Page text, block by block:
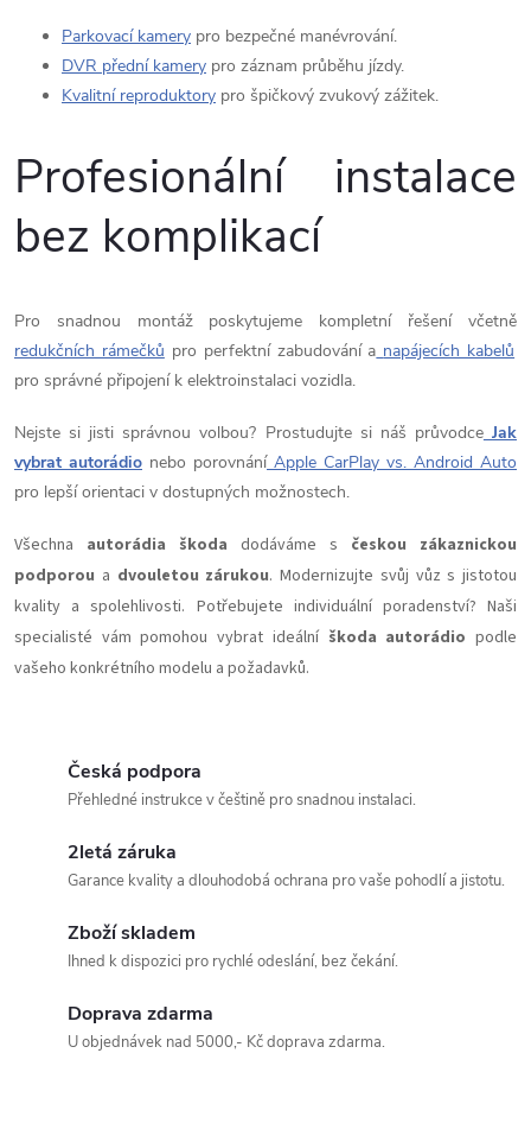
Parkovací kamery pro bezpečné manévrování.
DVR přední kamery pro záznam průběhu jízdy.
Kvalitní reproduktory pro špičkový zvukový zážitek.
Profesionální instalace
bez komplikací
Pro snadnou montáž poskytujeme kompletní řešení včetně
redukčních rámečků pro perfektní zabudování a napájecích kabelů
pro správné připojení k elektroinstalaci vozidla.
Nejste si jisti správnou volbou? Prostudujte si náš průvodce Jak
vybrat autorádio nebo porovnání Apple CarPlay vs. Android Auto
pro lepší orientaci v dostupných možnostech.
Všechna autorádia škoda dodáváme s českou zákaznickou
podporou a dvouletou zárukou. Modernizujte svůj vůz s jistotou
kvality a spolehlivosti. Potřebujete individuální poradenství? Naši
specialisté vám pomohou vybrat ideální škoda autorádio podle
vašeho konkrétního modelu a požadavků.
Česká podpora
Přehledné instrukce v češtině pro snadnou instalaci.
2letá záruka
Garance kvality a dlouhodobá ochrana pro vaše pohodlí a jistotu.
Zboží skladem
Ihned k dispozici pro rychlé odeslání, bez čekání.
Doprava zdarma
U objednávek nad 5000,- Kč doprava zdarma.